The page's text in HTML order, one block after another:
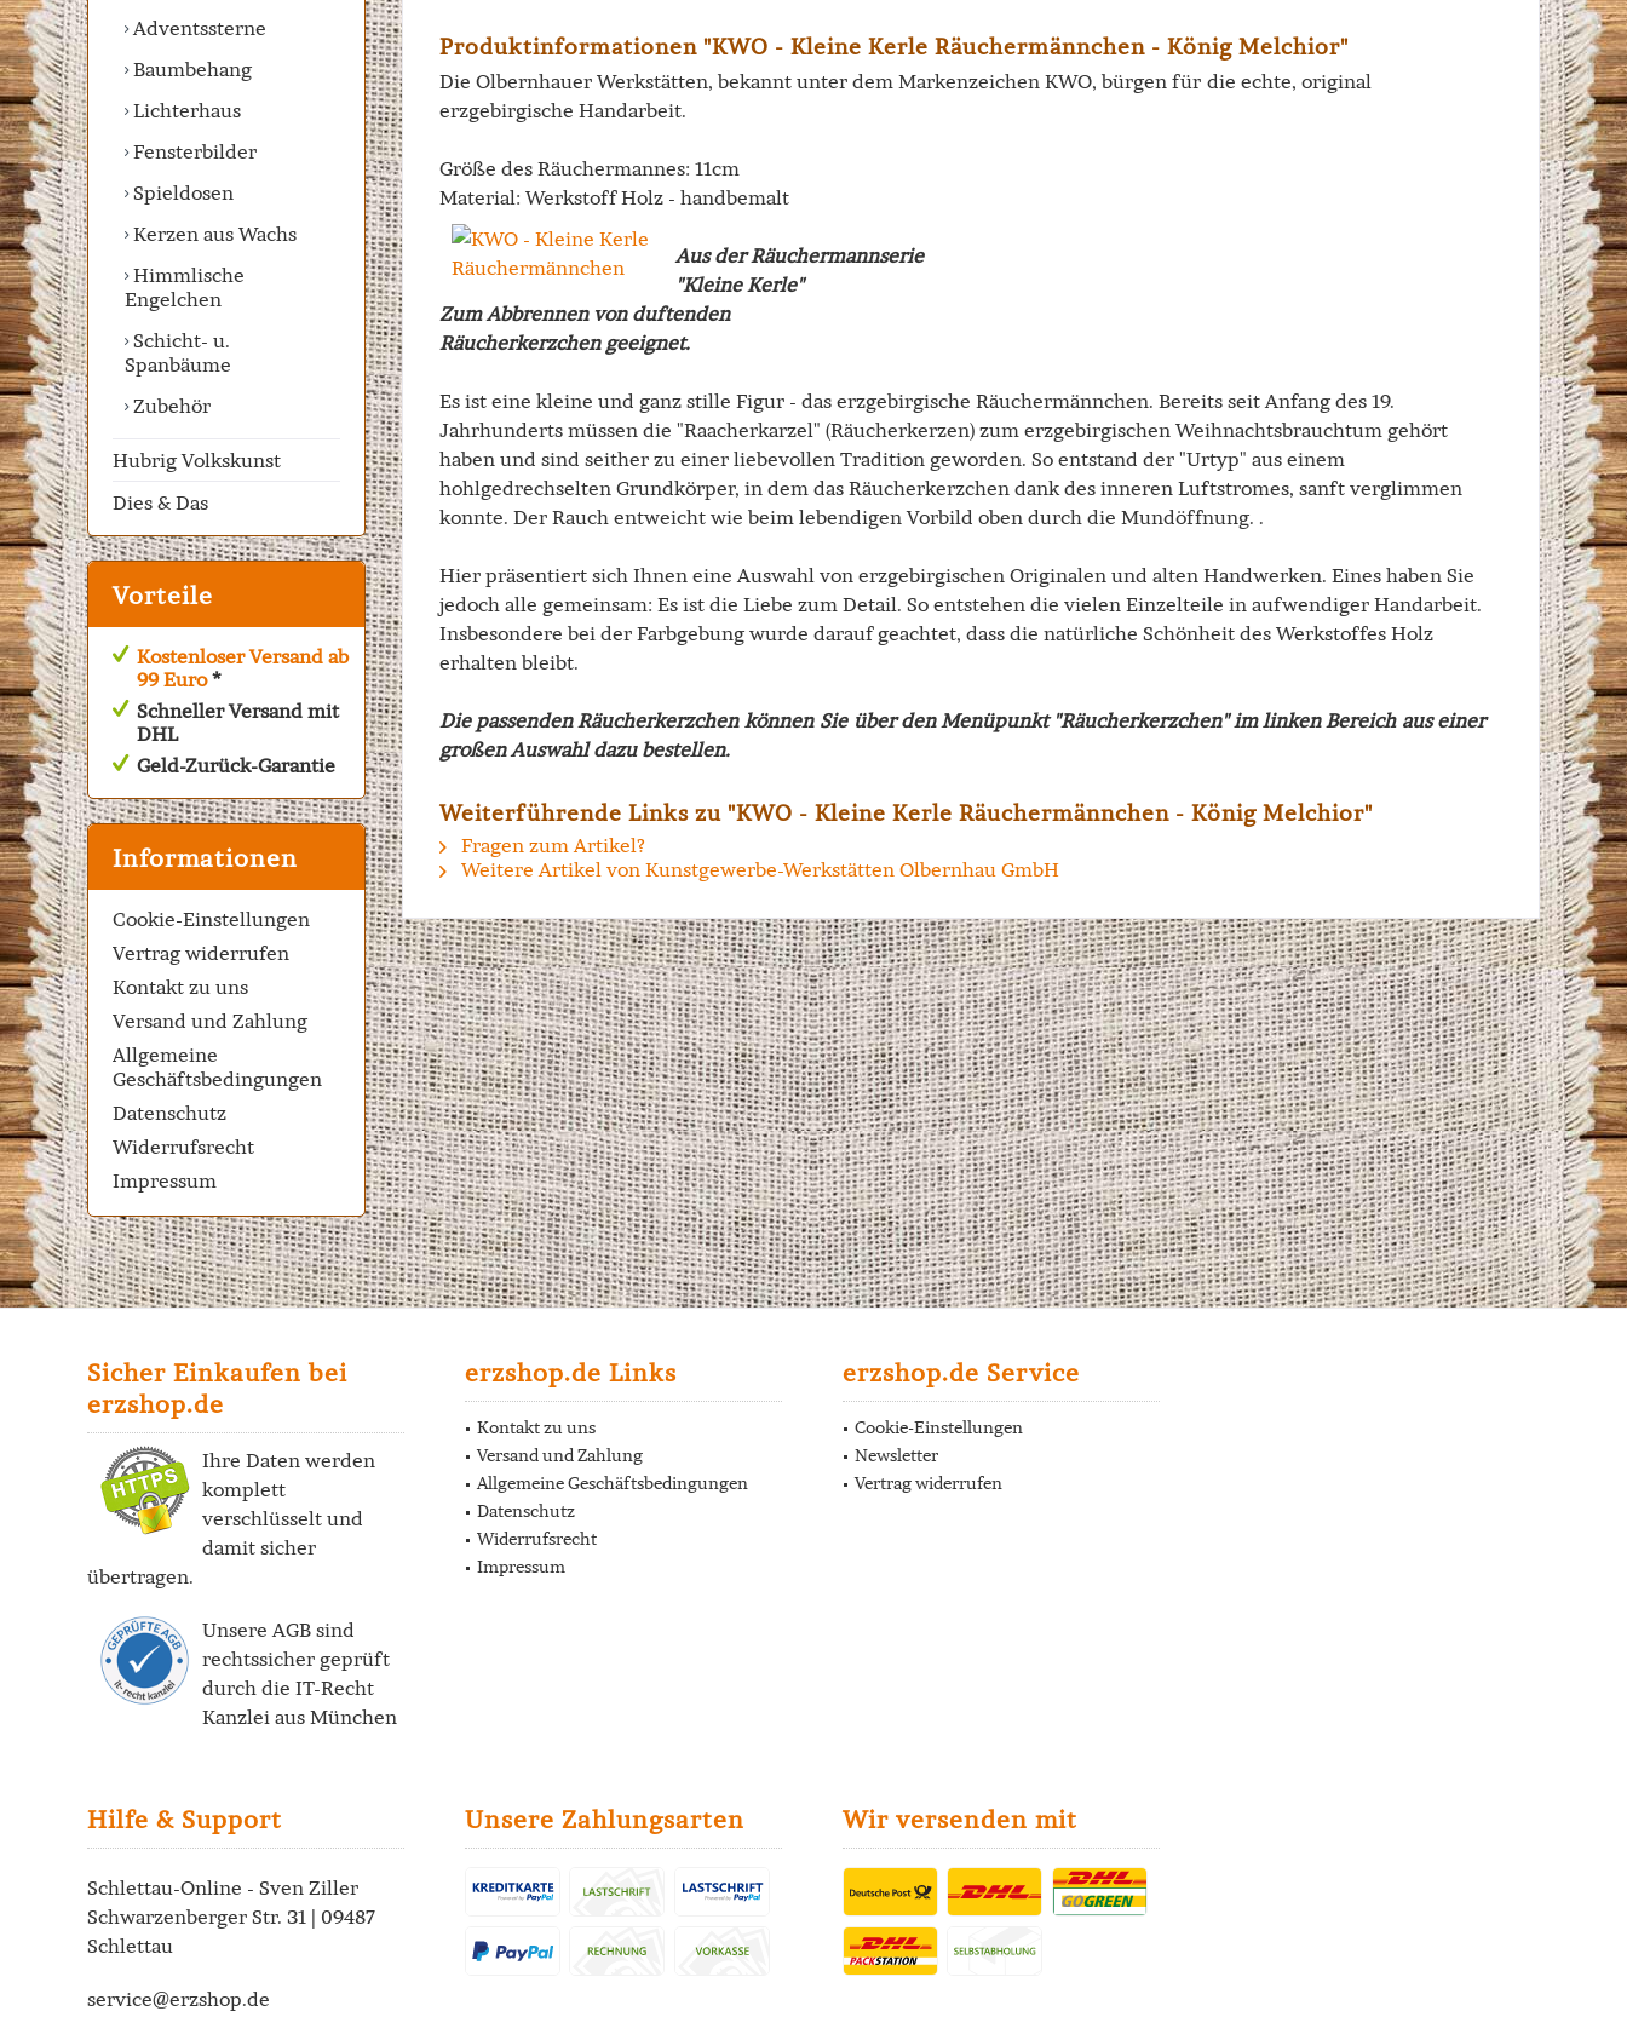
Adventssterne
Baumbehang
Lichterhaus
Fensterbilder
Spieldosen
Kerzen aus Wachs
Himmlische
Engelchen
Schicht- u.
Spanbäume
Zubehör
Hubrig Volkskunst
Dies & Das
Vorteile
Kostenloser Versand ab
99 Euro*
Schneller Versand mit
DHL
Geld-Zurück-Garantie
Informationen
Cookie-Einstellungen
Vertrag widerrufen
Kontakt zu uns
Versand und Zahlung
Allgemeine
Geschäftsbedingungen
Datenschutz
Widerrufsrecht
Impressum
Produktinformationen "KWO - Kleine Kerle Räuchermännchen - König Melchior"
Die Olbernhauer Werkstätten, bekannt unter dem Markenzeichen KWO, bürgen für die echte, original
erzgebirgische Handarbeit.
Größe des Räuchermannes: 11cm
Material: Werkstoff Holz - handbemalt
Aus der Räuchermannserie
"Kleine Kerle"
Zum Abbrennen von duftenden
Räucherkerzchen geeignet.
Es ist eine kleine und ganz stille Figur - das erzgebirgische Räuchermännchen. Bereits seit Anfang des 19.
Jahrhunderts müssen die "Raacherkarzel" (Räucherkerzen) zum erzgebirgischen Weihnachtsbrauchtum gehört
haben und sind seither zu einer liebevollen Tradition geworden. So entstand der "Urtyp" aus einem
hohlgedrechselten Grundkörper, in dem das Räucherkerzchen dank des inneren Luftstromes, sanft verglimmen
konnte. Der Rauch entweicht wie beim lebendigen Vorbild oben durch die Mundöffnung. .
Hier präsentiert sich Ihnen eine Auswahl von erzgebirgischen Originalen und alten Handwerken. Eines haben Sie
jedoch alle gemeinsam: Es ist die Liebe zum Detail. So entstehen die vielen Einzelteile in aufwendiger Handarbeit.
Insbesondere bei der Farbgebung wurde darauf geachtet, dass die natürliche Schönheit des Werkstoffes Holz
erhalten bleibt.
Die passenden Räucherkerzchen können Sie über den Menüpunkt "Räucherkerzchen" im linken Bereich aus einer
großen Auswahl dazu bestellen.
Weiterführende Links zu "KWO - Kleine Kerle Räuchermännchen - König Melchior"
Fragen zum Artikel?
Weitere Artikel von Kunstgewerbe-Werkstätten Olbernhau GmbH
Sicher Einkaufen bei
erzshop.de
Ihre Daten werden
komplett
verschlüsselt und
damit sicher
übertragen.
Unsere AGB sind
rechtssicher geprüft
durch die IT-Recht
Kanzlei aus München
erzshop.de Links
Kontakt zu uns
Versand und Zahlung
Allgemeine Geschäftsbedingungen
Datenschutz
Widerrufsrecht
Impressum
erzshop.de Service
Cookie-Einstellungen
Newsletter
Vertrag widerrufen
Hilfe & Support
Schlettau-Online - Sven Ziller
Schwarzenberger Str. 31 | 09487
Schlettau
service@erzshop.de
Unsere Zahlungsarten Wir versenden mit